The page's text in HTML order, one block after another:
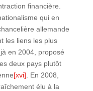
financière.
qui en
allemande
les liens les plus
en 2004, proposé
deux pays plutôt
[xvi] . En 2008,
élu à la